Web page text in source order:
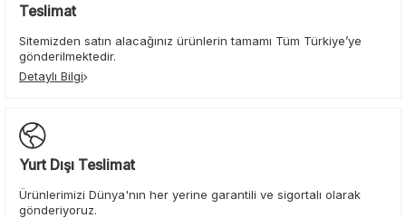
Teslimat
Sitemizden satın alacağınız ürünlerin tamamı Tüm Türkiye’ye
gönderilmektedir.
Detaylı Bilgi
Yurt Dışı Teslimat
Ürünlerimizi Dünya'nın her yerine garantili ve sigortalı olarak
gönderiyoruz.